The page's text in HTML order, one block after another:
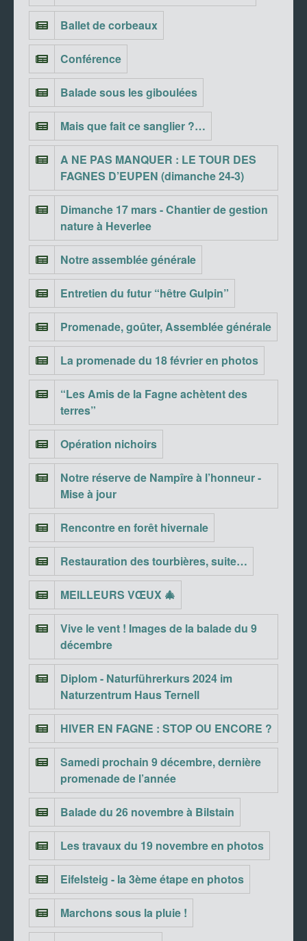
Ballet de corbeaux
Conférence
Balade sous les giboulées
Mais que fait ce sanglier ?…
A NE PAS MANQUER : LE TOUR DES
FAGNES D’EUPEN (dimanche 24-3)
Dimanche 17 mars - Chantier de gestion
nature à Heverlee
Notre assemblée générale
Entretien du futur “hêtre Gulpin”
Promenade, goûter, Assemblée générale
La promenade du 18 février en photos
“Les Amis de la Fagne achètent des
terres”
Opération nichoirs
Notre réserve de Nampîre à l’honneur -
Mise à jour
Rencontre en forêt hivernale
Restauration des tourbières, suite…
MEILLEURS VŒUX 🎄
Vive le vent ! Images de la balade du 9
décembre
Diplom - Naturführerkurs 2024 im
Naturzentrum Haus Ternell
HIVER EN FAGNE : STOP OU ENCORE ?
Samedi prochain 9 décembre, dernière
promenade de l’année
Balade du 26 novembre à Bilstain
Les travaux du 19 novembre en photos
Eifelsteig - la 3ème étape en photos
Marchons sous la pluie !